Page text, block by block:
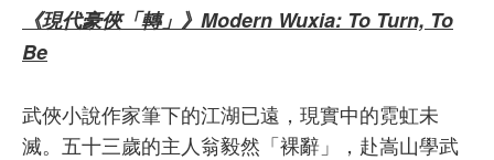
《現代豪俠「轉」》Modern Wuxia: To Turn, To
Be
武俠小說作家筆下的江湖已遠，現實中的霓虹未
滅。五十三歲的主人翁毅然「裸辭」，赴嵩山學武